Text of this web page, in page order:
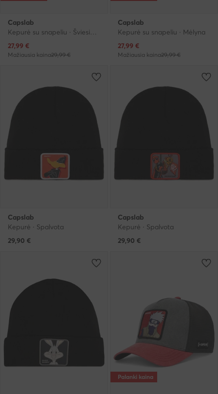
Capslab
Kepurė su snapeliu · Šviesiai oranžinė
Dabartinė kaina
27,99 €
Mažiausia kaina29,99 €
Capslab
Kepurė su snapeliu · Mėlyna
Dabartinė kaina
27,99 €
Mažiausia kaina29,99 €
Capslab
Kepurė · Spalvota
29,90 €
Capslab
Kepurė · Spalvota
29,90 €
Palanki kaina